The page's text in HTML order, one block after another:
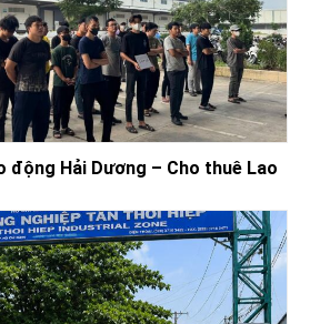
động Hải Dương – Cho thuê Lao